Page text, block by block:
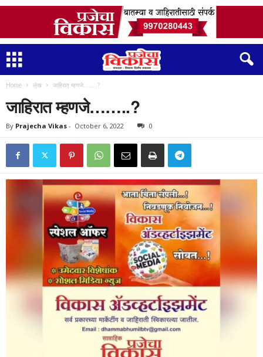
Home लेख जाहिरात म्हणजे……..?
जाहिरात म्हणजे……..?
By Prajecha Vikas - October 6, 2022 0